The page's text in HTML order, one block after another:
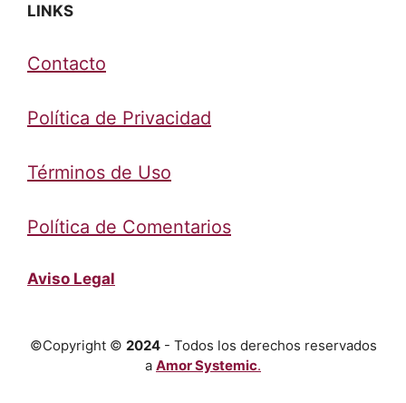
LINKS
Contacto
Política de Privacidad
Términos de Uso
Política de Comentarios
Aviso Legal
©Copyright © 2024- Todos los derechos reservados
a Amor Systemic.